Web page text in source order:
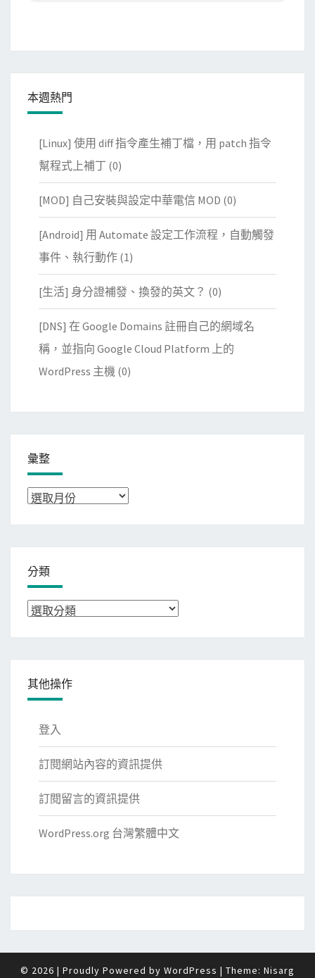
本週熱門
[Linux] 使用 diff 指令產生補丁檔，用 patch 指令
幫程式上補丁 (0)
[MOD] 自己安裝與設定中華電信 MOD (0)
[Android] 用 Automate 設定工作流程，自動觸發
事件、執行動作 (1)
[生活] 身分證補發、換發的英文？ (0)
[DNS] 在 Google Domains 註冊自己的網域名
稱，並指向 Google Cloud Platform 上的
WordPress 主機 (0)
彙整
彙
分類
分
其他操作
登入
訂閱網站內容的資訊提供
訂閱留言的資訊提供
WordPress.org 台灣繁體中文
© 2026 | Proudly Powered by WordPress | Theme: Nisarg